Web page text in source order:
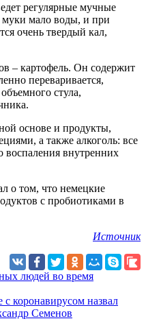
регулярные мучные
мало воды, и при
очень твердый кал,
– картофель. Он содержит
переваривается,
стула,
основе и продукты,
а также алкоголь: все
воспаления внутренних
о том, что немецкие
с пробиотиками в
Источник
людей во время
коронавирусом назвал
Семенов